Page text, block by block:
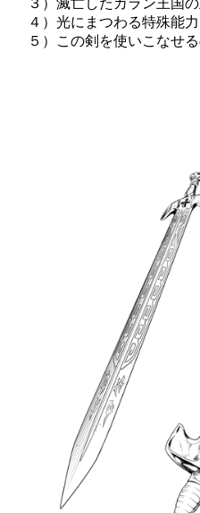
３）滅亡したカラン王国
４）光にまつわる特殊能
５）この剣を使いこなせ